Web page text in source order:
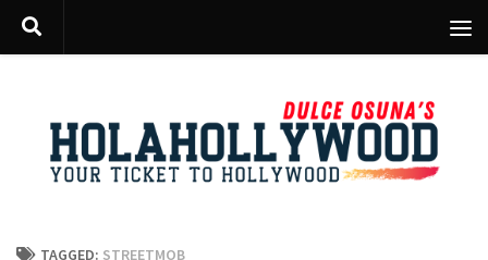
Skip to content
TAGGED: STREETMOB